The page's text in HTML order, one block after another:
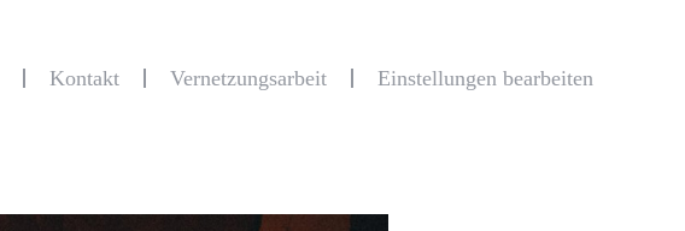
Kontakt Vernetzungsarbeit Einstellungen bearbeiten